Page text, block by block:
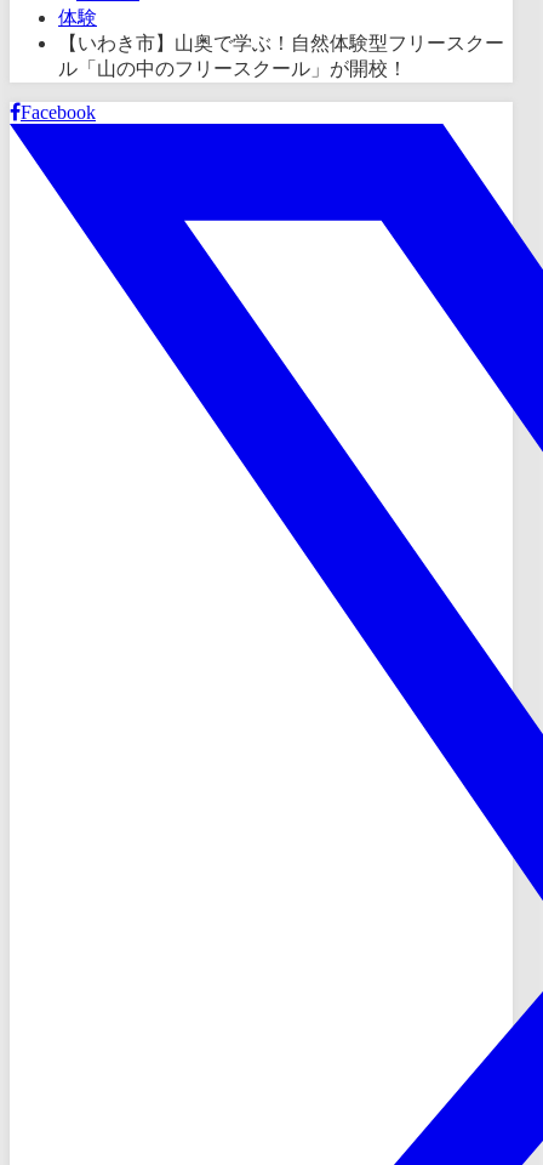
体験
【いわき市】山奥で学ぶ！自然体験型フリースクー
ル「山の中のフリースクール」が開校！
Facebook